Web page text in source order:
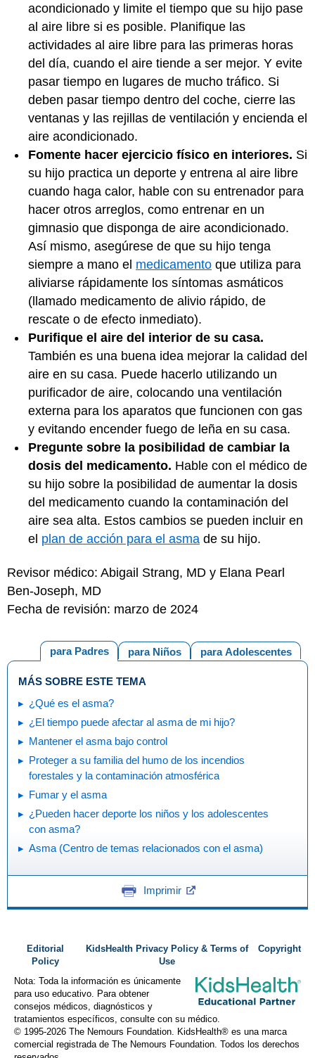
acondicionado y limite el tiempo que su hijo pase
al aire libre si es posible. Planifique las
actividades al aire libre para las primeras horas
del día, cuando el aire tiende a ser mejor. Y evite
pasar tiempo en lugares de mucho tráfico. Si
deben pasar tiempo dentro del coche, cierre las
ventanas y las rejillas de ventilación y encienda el
aire acondicionado.
Fomente hacer ejercicio físico en interiores. Si
su hijo practica un deporte y entrena al aire libre
cuando haga calor, hable con su entrenador para
hacer otros arreglos, como entrenar en un
gimnasio que disponga de aire acondicionado.
Así mismo, asegúrese de que su hijo tenga
siempre a mano el medicamento que utiliza para
aliviarse rápidamente los síntomas asmáticos
(llamado medicamento de alivio rápido, de
rescate o de efecto inmediato).
Purifique el aire del interior de su casa.
También es una buena idea mejorar la calidad del
aire en su casa. Puede hacerlo utilizando un
purificador de aire, colocando una ventilación
externa para los aparatos que funcionen con gas
y evitando encender fuego de leña en su casa.
Pregunte sobre la posibilidad de cambiar la
dosis del medicamento. Hable con el médico de
su hijo sobre la posibilidad de aumentar la dosis
del medicamento cuando la contaminación del
aire sea alta. Estos cambios se pueden incluir en
el plan de acción para el asma de su hijo.
Revisor médico: Abigail Strang, MD y Elana Pearl
Ben-Joseph, MD
Fecha de revisión: marzo de 2024
para Adolescentes
para Niños
para Padres
MÁS SOBRE ESTE TEMA
¿Qué es el asma?
¿El tiempo puede afectar al asma de mi hijo?
Mantener el asma bajo control
Proteger a su familia del humo de los incendios
forestales y la contaminación atmosférica
Fumar y el asma
¿Pueden hacer deporte los niños y los adolescentes
con asma?
Asma (Centro de temas relacionados con el asma)
Imprimir
Editorial
Policy
KidsHealth Privacy Policy & Terms of
Use
Copyright
Nota: Toda la información es únicamente
para uso educativo. Para obtener
consejos médicos, diagnósticos y
tratamientos específicos, consulte con su médico.
© 1995-2026 The Nemours Foundation. KidsHealth® es una marca
comercial registrada de The Nemours Foundation. Todos los derechos